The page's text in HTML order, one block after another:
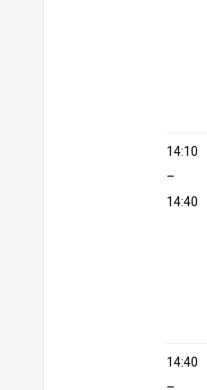
14:10
–
14:40
14:40
–